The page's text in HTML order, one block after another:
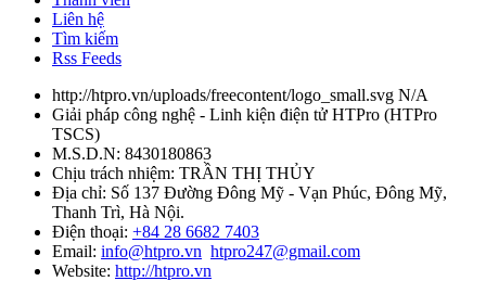
Liên hệ
Tìm kiếm
Rss Feeds
http://htpro.vn/uploads/freecontent/logo_small.svg N/A
Giải pháp công nghệ - Linh kiện điện tử HTPro (HTPro
TSCS)
M.S.D.N: 8430180863
Chịu trách nhiệm: TRẦN THỊ THỦY
Địa chỉ: Số 137 Đường Đông Mỹ - Vạn Phúc, Đông Mỹ,
Thanh Trì, Hà Nội.
Điện thoại: +84 28 6682 7403
Email: info@htpro.vn htpro247@gmail.com
Website: http://htpro.vn